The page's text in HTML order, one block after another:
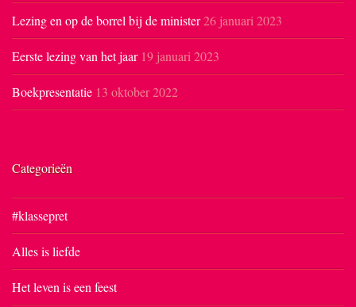
Lezing en op de borrel bij de minister26 januari 2023
Eerste lezing van het jaar 19 januari 2023
Boekpresentatie 13 oktober 2022
Categorieën
#klassepret
Alles is liefde
Het leven is een feest